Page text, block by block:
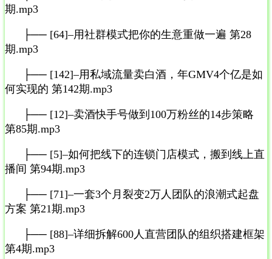
期.mp3
├── [64]–用社群模式把你的生意重做一遍 第28
期.mp3
├── [142]–用私域流量卖白酒，年GMV4个亿是如
何实现的 第142期.mp3
├── [12]–卖酒快手号做到100万粉丝的14步策略
第85期.mp3
├── [5]–如何把线下的连锁门店模式，搬到线上直
播间 第94期.mp3
├── [71]–一套3个月裂变2万人团队的浪潮式起盘
方案 第21期.mp3
├── [88]–详细拆解600人直营团队的组织搭建框架
第4期.mp3